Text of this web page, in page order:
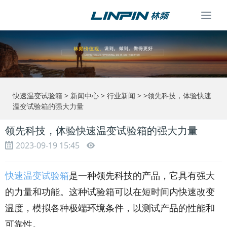
快速温变试验箱 > 新闻中心 > 行业新闻 > >领先科技，体验快速
温变试验箱的强大力量
领先科技，体验快速温变试验箱的强大力量
2023-09-19 15:45
快速温变试验箱是一种领先科技的产品，它具有强大
的力量和功能。这种试验箱可以在短时间内快速改变
温度，模拟各种极端环境条件，以测试产品的性能和
可靠性。